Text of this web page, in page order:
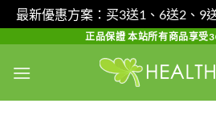
最新優惠方案：买3送1、6送2、9
content
正品保證 本站所有商品享受